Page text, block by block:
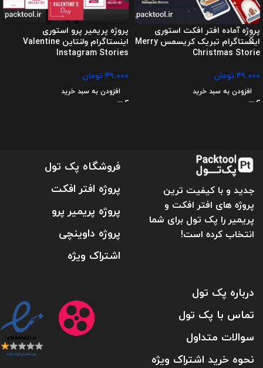
پروژه آماده افتر افکت استوری
اینستاگرام تبریک کریسمس Merry
Christmas Storie
۴۹.۰۰۰ تومان
افزودن به سبد خرید
پروژه پریمیر پرو استوری
اینستاگرام ولنتاین Valentine
Instagram Stories
۴۹.۰۰۰ تومان
افزودن به سبد خرید
جدید و با کیفیت ترین
پروژه های افتر افکت و
پریمیر را پک تول برای شما
انتخاب کرده است!
فروشگاه پک تول
پروژه افتر افکت
پروژه پریمیر پرو
پروژه داوینچی
اشتراک ویژه
درباره پک تول
تماس با پک تول
سوالات متداول
نحوه خرید اشتراک ویژه